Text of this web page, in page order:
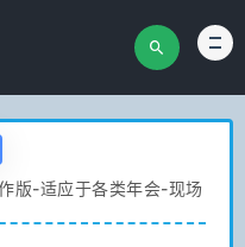
版-适应于各类年会-现场